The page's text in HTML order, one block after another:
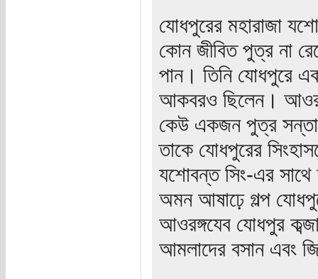
যোধপুরের মহারাজা
কোন জীবিত পুত্র না
পান। তিনি যোধপুরে এক
আকবরও ছিলেন।
কেউ একজন পুত্র
তাকে যোধপুরের
যশোবন্ত সিং-এর সাথে
অমন আষাঢ়ে গল্প
আওরঙ্গযেব যোধপুর
আমলাদের বসান এবং